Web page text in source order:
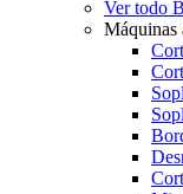
Ver todo
Máquinas